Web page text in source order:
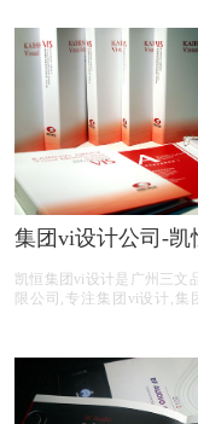
前期提供画册整体策划,照
撰写,画册印刷等品酒画册设
集团vi设计公司-凯
凯恒集团vi设计是广州三文
限公司,专注集团vi设计,集
计,品牌vi设计,品牌vis设计,
等集团vi设计服务。